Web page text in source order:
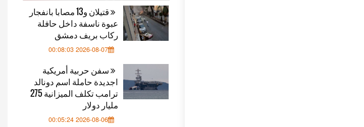
قتيلان و13 مصابا بانفجار
عبوة ناسفة داخل حافلة
ركاب بريف دمشق
2026-08-07 00:08:03
سفن حربية أمريكية
اجديدة حاملة اسم دونالد
ترامب تكلف الميزانية 275
مليار دولار
2026-08-06 00:05:24